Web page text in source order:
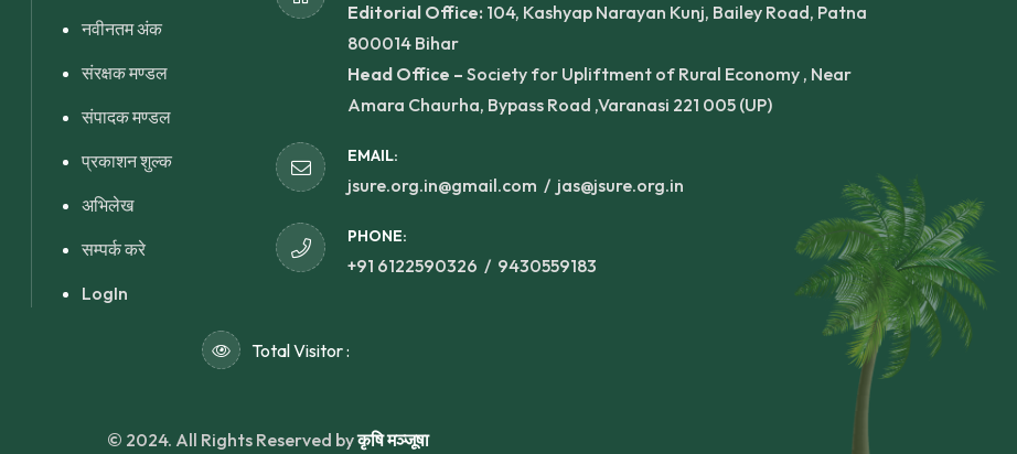
नवीनतम अंक
संरक्षक मण्डल
संपादक मण्डल
प्रकाशन शुल्क
अभिलेख
सम्पर्क करे
LogIn
Editorial Office: 104, Kashyap Narayan Kunj, Bailey Road, Patna
800014 Bihar
Head Office – Society for Upliftment of Rural Economy , Near
Amara Chaurha, Bypass Road ,Varanasi 221 005 (UP)
EMAIL:
jsure.org.in@gmail.com / jas@jsure.org.in
PHONE:
+91 6122590326 / 9430559183
Total Visitor :
© 2024. All Rights Reserved byकृषि मञ्जूषा